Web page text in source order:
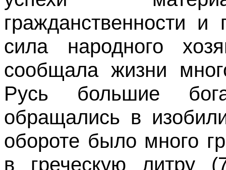
гражданственности
сила народного
сообщала жизни
Русь большие
обращались в
обороте было много
в греческую литру